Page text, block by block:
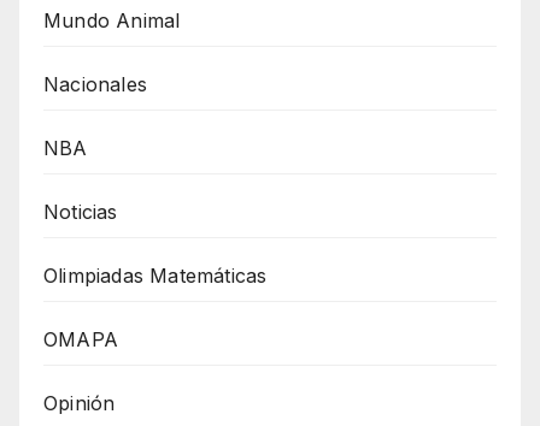
Mundo Animal
Nacionales
NBA
Noticias
Olimpiadas Matemáticas
OMAPA
Opinión